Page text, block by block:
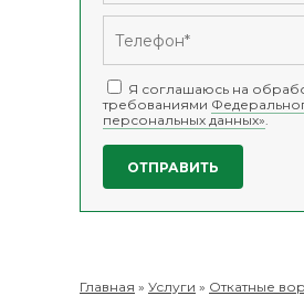
Я соглашаюсь на
требованиями
персональных данных».
Главная » Услуги » Откатные